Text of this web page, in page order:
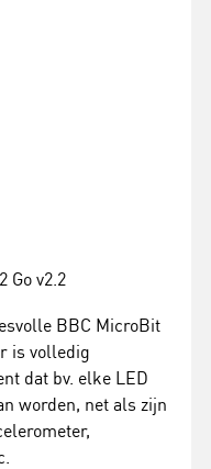
Go v2.2
BBC MicroBit
is volledig
dat bv. elke LED
worden, net als zijn